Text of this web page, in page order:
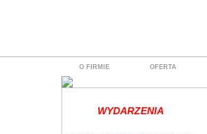
O FIRMIE OFERTA
WYDARZENIA